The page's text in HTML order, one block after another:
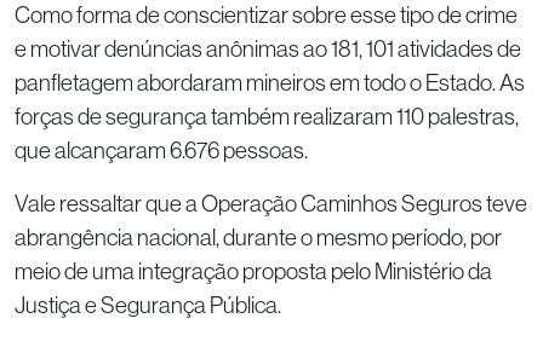
Como forma de conscientizar sobre esse tipo de crime
e motivar denúncias anônimas ao 181, 101 atividades de
panfletagem abordaram mineiros em todo o Estado. As
forças de segurança também realizaram 110 palestras,
que alcançaram 6.676 pessoas.
Vale ressaltar que a Operação Caminhos Seguros teve
abrangência nacional, durante o mesmo período, por
meio de uma integração proposta pelo Ministério da
Justiça e Segurança Pública.